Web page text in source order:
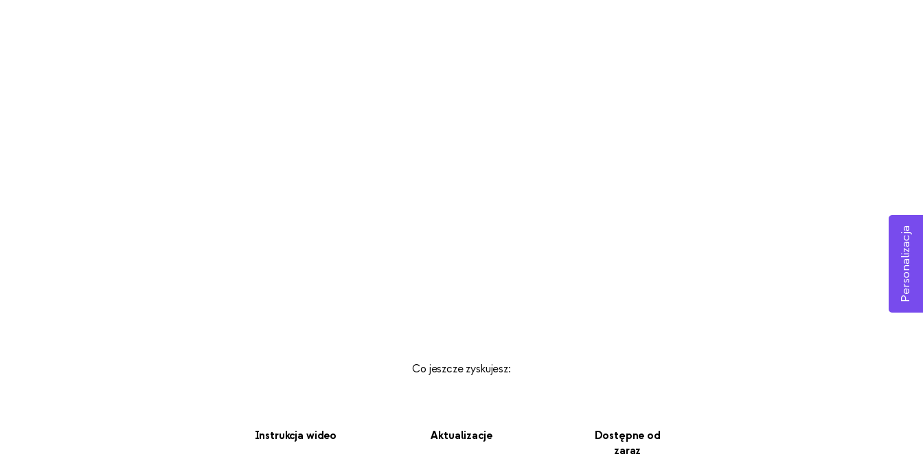
Co jeszcze zyskujesz:
Instrukcja wideo Aktualizacje
Dostępne od
zaraz
Personalizacja